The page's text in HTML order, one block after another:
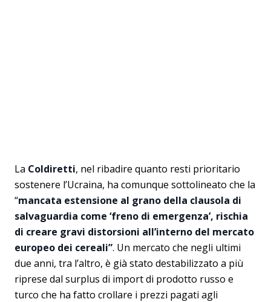
La Coldiretti, nel ribadire quanto resti prioritario
sostenere l’Ucraina, ha comunque sottolineato che la
“mancata estensione al grano della clausola di
salvaguardia come ‘freno di emergenza’, rischia
di creare gravi distorsioni all’interno del mercato
europeo dei cereali”. Un mercato che negli ultimi
due anni, tra l’altro, è già stato destabilizzato a più
riprese dal surplus di import di prodotto russo e
turco che ha fatto crollare i prezzi pagati agli